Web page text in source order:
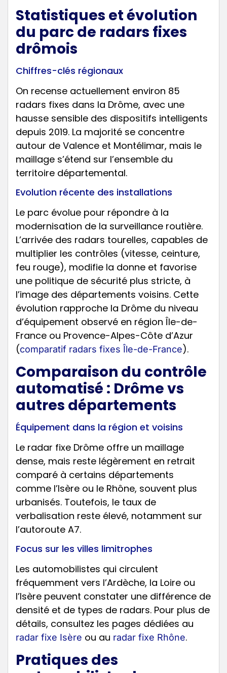
Statistiques et évolution
du parc de radars fixes
drômois
Chiffres-clés régionaux
On recense actuellement environ 85
radars fixes dans la Drôme, avec une
hausse sensible des dispositifs intelligents
depuis 2019. La majorité se concentre
autour de Valence et Montélimar, mais le
maillage s’étend sur l’ensemble du
territoire départemental.
Evolution récente des installations
Le parc évolue pour répondre à la
modernisation de la surveillance routière.
L’arrivée des radars tourelles, capables de
multiplier les contrôles (vitesse, ceinture,
feu rouge), modifie la donne et favorise
une politique de sécurité plus stricte, à
l’image des départements voisins. Cette
évolution rapproche la Drôme du niveau
d’équipement observé en région Île-de-
France ou Provence-Alpes-Côte d’Azur
(comparatif radars fixes Île-de-France).
Comparaison du contrôle
automatisé : Drôme vs
autres départements
Équipement dans la région et voisins
Le radar fixe Drôme offre un maillage
dense, mais reste légèrement en retrait
comparé à certains départements
comme l’Isère ou le Rhône, souvent plus
urbanisés. Toutefois, le taux de
verbalisation reste élevé, notamment sur
l’autoroute A7.
Focus sur les villes limitrophes
Les automobilistes qui circulent
fréquemment vers l’Ardèche, la Loire ou
l’Isère peuvent constater une différence de
densité et de types de radars. Pour plus de
détails, consultez les pages dédiées au
radar fixe Isère ou au radar fixe Rhône.
Pratiques des